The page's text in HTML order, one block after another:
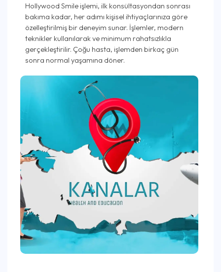
Hollywood Smile işlemi, ilk konsültasyondan sonrası
bakıma kadar, her adımı kişisel ihtiyaçlarınıza göre
özelleştirilmiş bir deneyim sunar. İşlemler, modern
teknikler kullanılarak ve minimum rahatsızlıkla
gerçekleştirilir. Çoğu hasta, işlemden birkaç gün
sonra normal yaşamına döner.